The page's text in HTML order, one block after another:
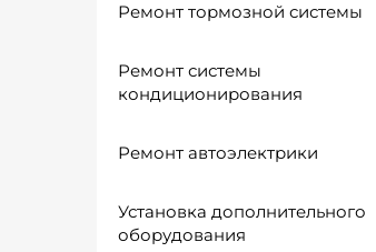
Ремонт тормозной системы
Ремонт системы
кондиционирования
Ремонт автоэлектрики
Установка дополнительного
оборудования